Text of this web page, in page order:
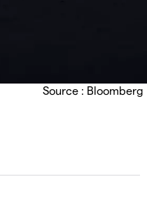
Source : Bloomberg